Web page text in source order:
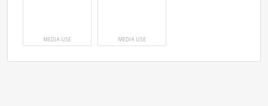
MEDIA USE MEDIA USE